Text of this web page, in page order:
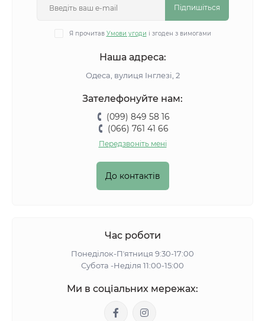
Підпишіться
Я прочитав Умови угоди і згоден з вимогами
Наша адреса:
Одеса, вулиця Інглезі, 2
Зателефонуйте нам:
(099) 849 58 16
(066) 761 41 66
Передзвоніть мені
До контактів
Час роботи
Понеділок-Пʼятниця 9:30-17:00
Субота -Неділя 11:00-15:00
Ми в соціальних мережах: